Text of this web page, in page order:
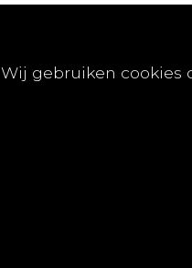
Wij gebruiken cookies
Publicaties